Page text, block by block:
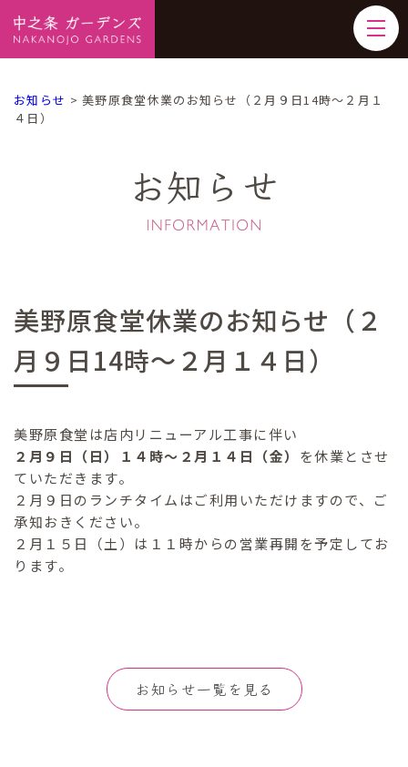
お知らせ >美野原食堂休業のお知らせ（２月９日14時～２月１
４日）
お知らせ
美野原食堂休業のお知らせ（２
月９日14時～２月１４日）
美野原食堂は店内リニューアル工事に伴い
２月９日（日）１４時～２月１４日（金） を休業とさせ
ていただきます。
２月９日のランチタイムはご利用いただけますので、ご
承知おきください。
２月１５日（土）は１１時からの営業再開を予定してお
ります。
お知らせ一覧を見る